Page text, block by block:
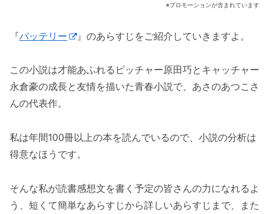
※プロモーションが含まれています
『バッテリー 』のあらすじをご紹介していきますよ。
この小説は才能あふれるピッチャー原田巧とキャッチャー
永倉豪の成長と友情を描いた青春小説で、あさのあつこさ
んの代表作。
私は年間100冊以上の本を読んでいるので、小説の分析は
得意なほうです。
そんな私が読書感想文を書く予定の皆さんの力になれるよ
う、短くて簡単なあらすじから詳しいあらすじまで、また